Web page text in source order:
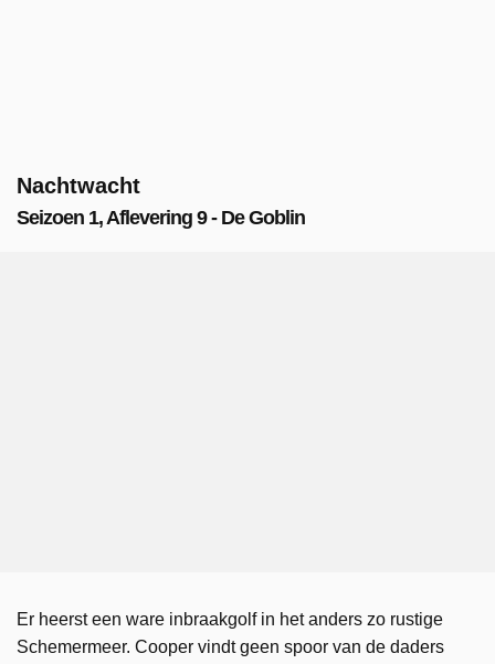
Nachtwacht
Seizoen 1, Aflevering 9 - De Goblin
Er heerst een ware inbraakgolf in het anders zo rustige
Schemermeer. Cooper vindt geen spoor van de daders